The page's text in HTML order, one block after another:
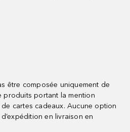
être composée uniquement de
produits portant la mention
cartes cadeaux. Aucune option
en livraison en